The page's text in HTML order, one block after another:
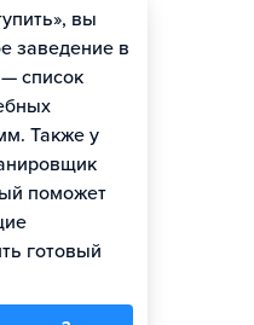
вы
заведение в
— список
Также у
поможет
готовый
шансы